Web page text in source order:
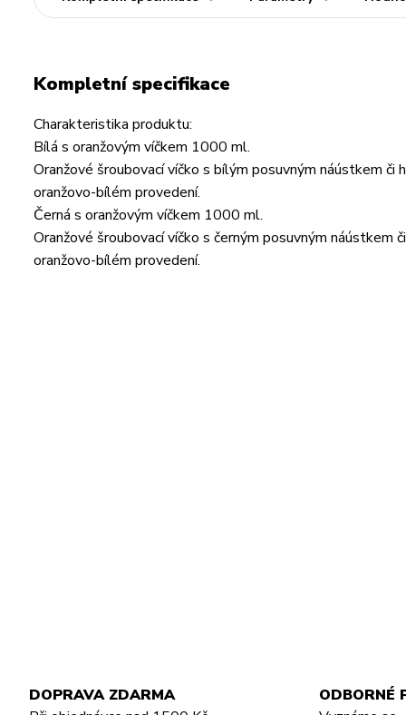
Kompletní specifikace
Charakteristika produktu:
Bílá s oranžovým víčkem 1000 ml.
Oranžové šroubovací víčko s bílým posuvným náústkem
oranžovo-bílém provedení.
Černá s oranžovým víčkem 1000 ml.
Oranžové šroubovací víčko s černým posuvným náústkem
oranžovo-bílém provedení.
DOPRAVA ZDARMA
ODBORNÉ